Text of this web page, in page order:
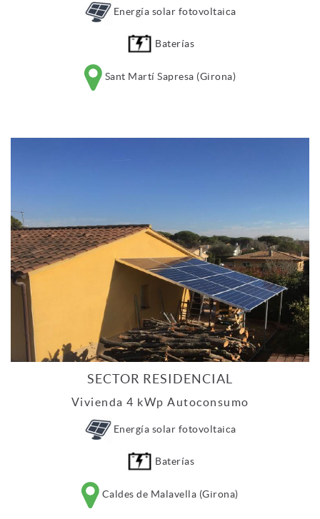
Energía solar fotovoltaica
Baterías
Sant Martí Sapresa (Girona)
SECTOR RESIDENCIAL
Vivienda 4 kWp Autoconsumo
Energía solar fotovoltaica
Baterías
Caldes de Malavella (Girona)